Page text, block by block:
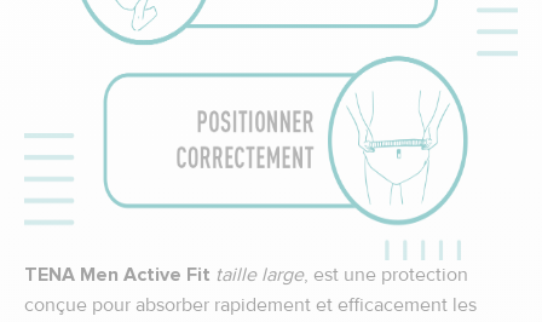
TENA Men Active Fit taille large, est une protection
conçue pour absorber rapidement et efficacement les